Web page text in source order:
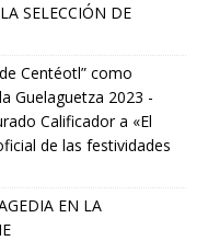
SELECCIÓN DE
Centéotl” como
Guelaguetza 2023 -
Calificador a «El
de las festividades
EN LA